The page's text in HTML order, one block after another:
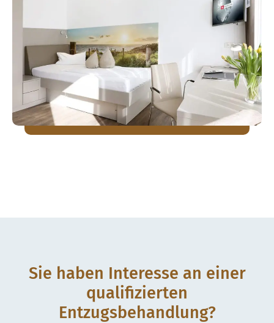
Sie haben Interesse an einer
qualifizierten
Entzugsbehandlung?